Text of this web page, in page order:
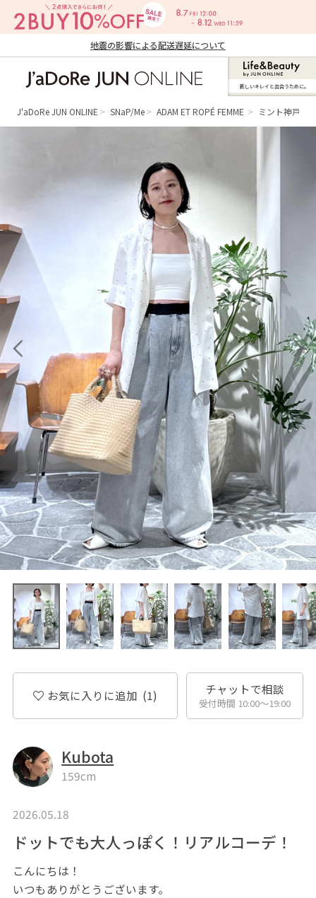
地震の影響による配送遅延について
ン オンライン）
新しいキレイと出合うために。
J'aDoRe JUN ONLINE SNaP/Me ADAM ET ROPÉ FEMME ミント神戸
お気に入りに追加 (1) チャットで相談
受付時間 10:00〜19:00
Kubota
159cm
2026.05.18
ドットでも大人っぽく！リアルコーデ！
こんにちは！
いつもありがとうございます。